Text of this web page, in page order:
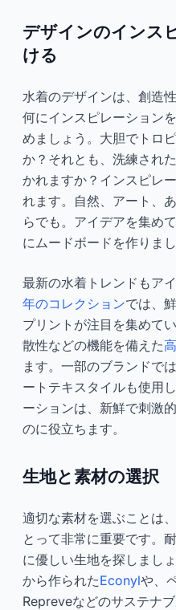
デザインのインス
ける
水着のデザインは、創造
何にインスピレーション
めましょう。大胆でトロ
か？それとも、洗練され
かれますか？インスピレ
れます。自然、アート、
らでも。アイデアを集め
にムードボードを作りまし
最新の水着トレンドもア
年のコレクションでは、
プリントが注目を集めて
散性などの機能を備えた
ます。一部のブランドで
ートテキスタイルも使用
ーションは、新鮮で刺激
のに役立ちます。
生地と素材の選択
適切な素材を選ぶことは
とって非常に重要です。
に優しい生地を探しまし
から作られたEconylや、
Repreveなどのサステナ